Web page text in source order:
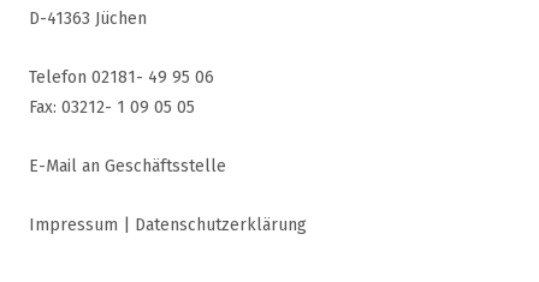
D-41363 Jüchen
Telefon 02181- 49 95 06
Fax: 03212- 1 09 05 05
E-Mail an Geschäftsstelle
Impressum Datenschutzerklärung